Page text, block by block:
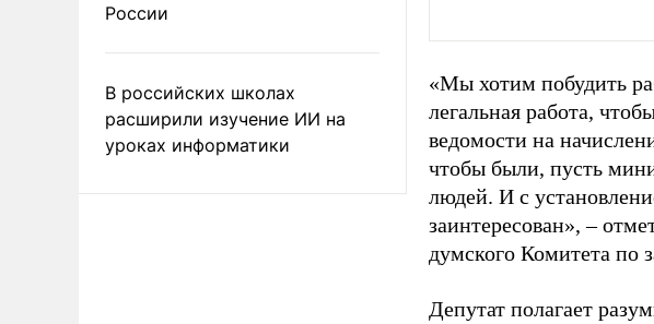
России
В российских школах
расширили изучение ИИ на
уроках информатики
«Мы хотим побудить
легальная работа,
ведомости на
чтобы были, пусть
людей. И с
заинтересован», –
думского Комитета по
Депутат полагает